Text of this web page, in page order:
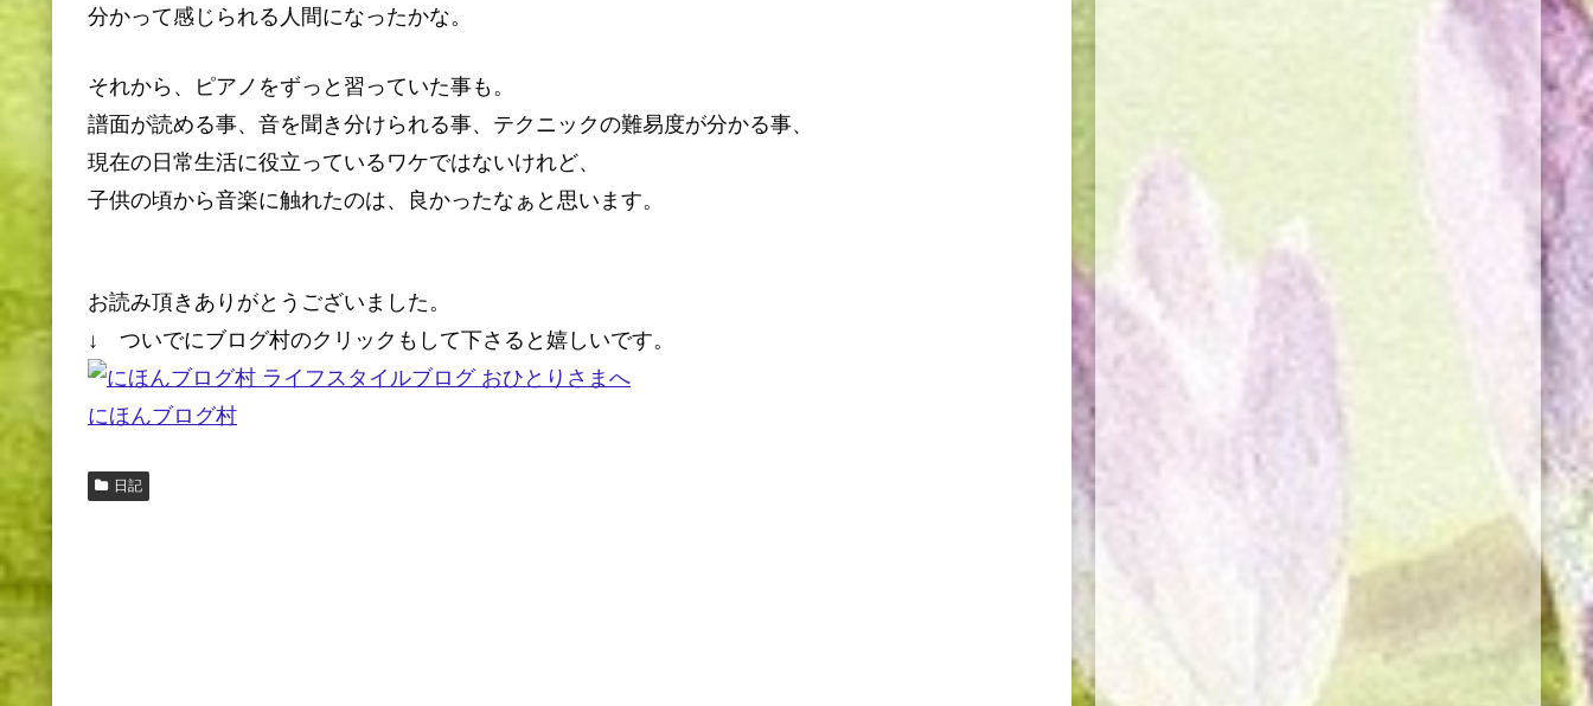
分かって感じられる人間になったかな。
それから、ピアノをずっと習っていた事も。
譜面が読める事、音を聞き分けられる事、テクニックの難易度が分かる事、
現在の日常生活に役立っているワケではないけれど、
子供の頃から音楽に触れたのは、良かったなぁと思います。
お読み頂きありがとうございました。
↓ ついでにブログ村のクリックもして下さると嬉しいです。
にほんブログ村
日記